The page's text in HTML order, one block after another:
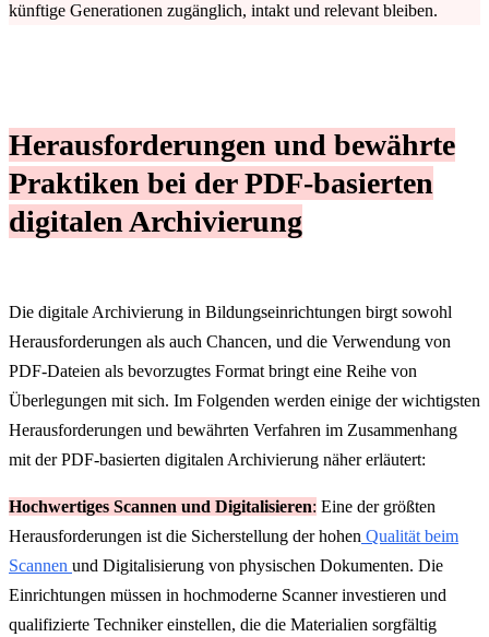
künftige Generationen zugänglich, intakt und relevant bleiben.
Herausforderungen und bewährte
Praktiken bei der PDF-basierten
digitalen Archivierung
Die digitale Archivierung in Bildungseinrichtungen birgt sowohl
Herausforderungen als auch Chancen, und die Verwendung von
PDF-Dateien als bevorzugtes Format bringt eine Reihe von
Überlegungen mit sich. Im Folgenden werden einige der wichtigsten
Herausforderungen und bewährten Verfahren im Zusammenhang
mit der PDF-basierten digitalen Archivierung näher erläutert:
Hochwertiges Scannen und Digitalisieren: Eine der größten
Herausforderungen ist die Sicherstellung der hohen Qualität beim
Scannen und Digitalisierung von physischen Dokumenten. Die
Einrichtungen müssen in hochmoderne Scanner investieren und
qualifizierte Techniker einstellen, die die Materialien sorgfältig